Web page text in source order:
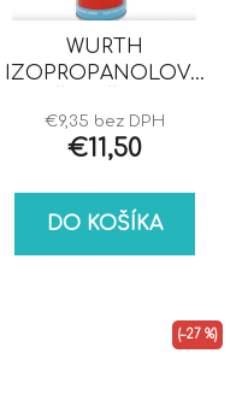
WURTH
IZOPROPANOLOVÝ
€9,35 bez DPH
€11,50
DO KOŠÍKA
(–27 %)